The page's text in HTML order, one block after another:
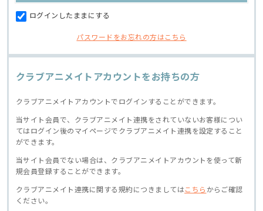
ログインしたままにする
パスワードをお忘れの方はこちら
クラブアニメイトアカウントをお持ちの方
クラブアニメイトアカウントでログインすることができます。
当サイト会員で、クラブアニメイト連携をされていないお客様につい
てはログイン後のマイページでクラブアニメイト連携を設定すること
ができます。
当サイト会員でない場合は、クラブアニメイトアカウントを使って新
規会員登録することができます。
クラブアニメイト連携に関する規約につきましてはこちら からご確認
ください。